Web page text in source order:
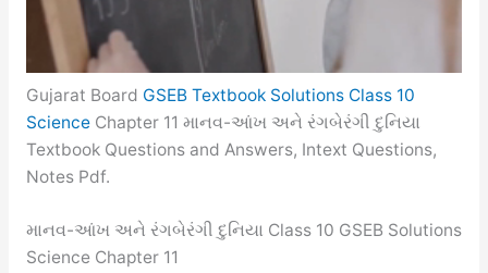
Gujarat Board GSEB Textbook Solutions Class 10
ScienceChapter 11 માનવ-આંખ અને રંગબેરંગી દુનિયા
Textbook Questions and Answers, Intext Questions,
Notes Pdf.
માનવ-આંખ અને રંગબેરંગી દુનિયા Class 10 GSEB Solutions
Science Chapter 11